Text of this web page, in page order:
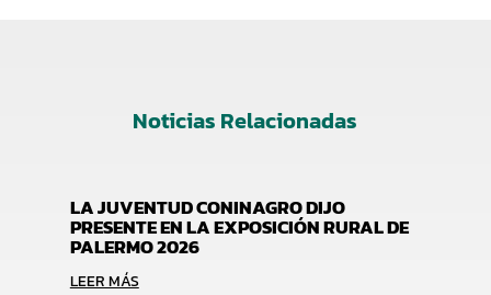
Noticias Relacionadas
LA JUVENTUD CONINAGRO DIJO
PRESENTE EN LA EXPOSICIÓN RURAL DE
PALERMO 2026
LEER MÁS